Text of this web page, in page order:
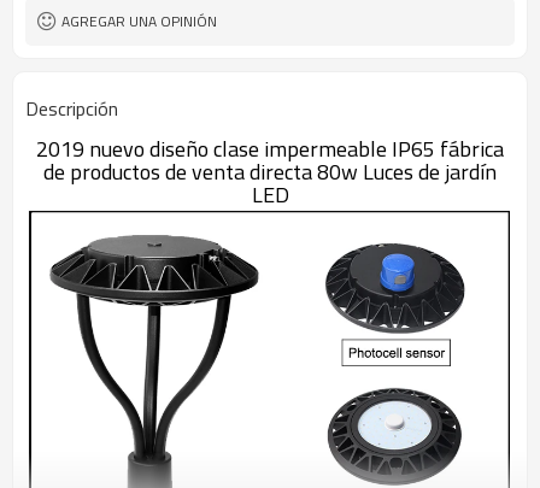
las lucesAGREGAR UNA OPINIÓN
Descripción
2019 nuevo diseño clase impermeable IP65 fábrica
de productos de venta directa 80w Luces de jardín
LED